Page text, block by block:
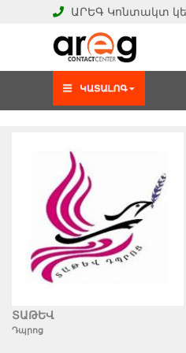
ԱՐԵԳ Կոնտակտ
ՏԱԹԵՎ
Դպրոց